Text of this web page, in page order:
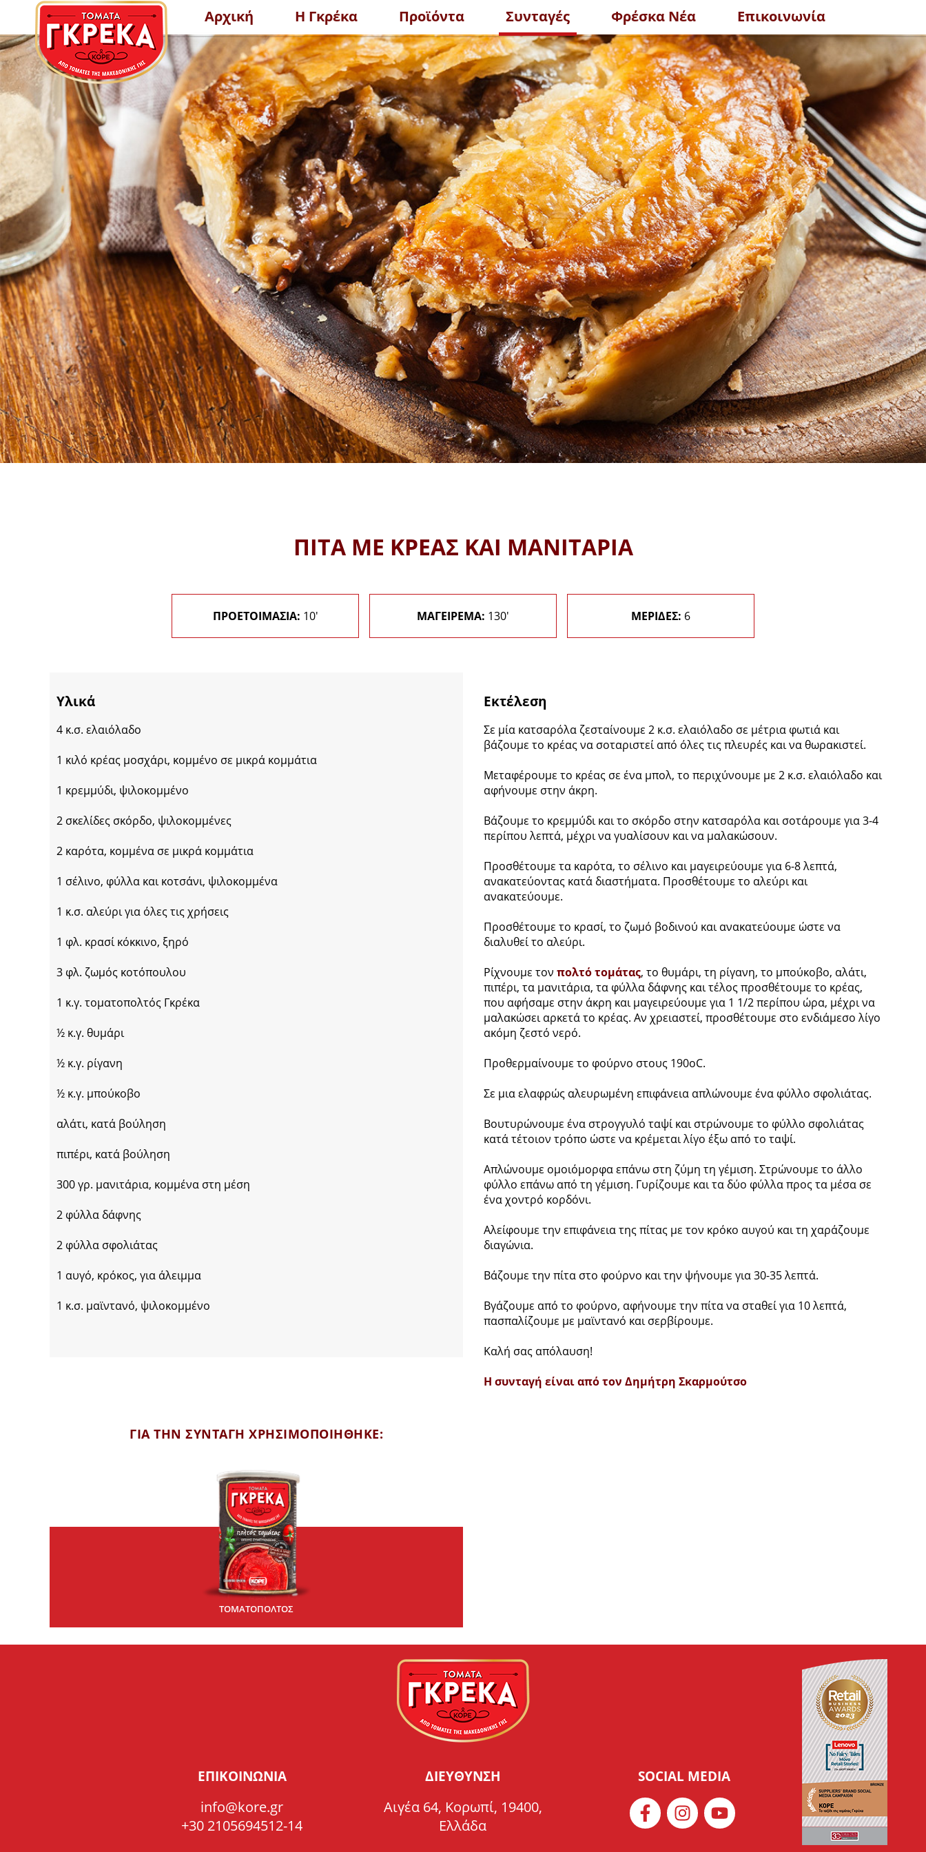
Αρχική Η Γκρέκα Προϊόντα Συνταγές Φρέσκα Νέα Επικοινωνία
ΕΛΑΦΡΑ ΣΥΜΠΥΚΝΩΜΕΝΟΣ
ΧΥΜΟΣ ΤΟΜΑΤΑΣ PASSATA
ΠΕΡΙΣΣΟΤΕΡΑ
ΨΙΧΑ ΤΟΜΑΤΑΣ POLPA
ΠΕΡΙΣΣΟΤΕΡΑ
ΤΟΜΑΤΟΠΟΛΤΟΣ
ΠΕΡΙΣΣΟΤΕΡΑ
ΔΕΙΤΕ ΤΑ ΟΛΑ
ΠΙΤΑ ΜΕ ΚΡΕΑΣ ΚΑΙ ΜΑΝΙΤΑΡΙΑ
ΠΡΟΕΤΟΙΜΑΣΙΑ: 10' ΜΑΓΕΙΡΕΜΑ: 130' ΜΕΡΙΔΕΣ: 6
Υλικά
4 κ.σ. ελαιόλαδο
1 κιλό κρέας μοσχάρι, κομμένο σε μικρά κομμάτια
1 κρεμμύδι, ψιλοκομμένο
2 σκελίδες σκόρδο, ψιλοκομμένες
2 καρότα, κομμένα σε μικρά κομμάτια
1 σέλινο, φύλλα και κοτσάνι, ψιλοκομμένα
1 κ.σ. αλεύρι για όλες τις χρήσεις
1 φλ. κρασί κόκκινο, ξηρό
3 φλ. ζωμός κοτόπουλου
1 κ.γ. τοματοπολτός Γκρέκα
½ κ.γ. θυμάρι
½ κ.γ. ρίγανη
½ κ.γ. μπούκοβο
αλάτι, κατά βούληση
πιπέρι, κατά βούληση
300 γρ. μανιτάρια, κομμένα στη μέση
2 φύλλα δάφνης
2 φύλλα σφολιάτας
1 αυγό, κρόκος, για άλειμμα
1 κ.σ. μαϊντανό, ψιλοκομμένο
ΓΙΑ ΤΗΝ ΣΥΝΤΑΓΗ ΧΡΗΣΙΜΟΠΟΙΗΘΗΚΕ:
ΤΟΜΑΤΟΠΟΛΤΟΣ
Εκτέλεση
Σε μία κατσαρόλα ζεσταίνουμε 2 κ.σ. ελαιόλαδο σε μέτρια φωτιά και
βάζουμε το κρέας να σοταριστεί από όλες τις πλευρές και να θωρακιστεί.
Μεταφέρουμε το κρέας σε ένα μπολ, το περιχύνουμε με 2 κ.σ. ελαιόλαδο και
αφήνουμε στην άκρη.
Βάζουμε το κρεμμύδι και το σκόρδο στην κατσαρόλα και σοτάρουμε για 3-4
περίπου λεπτά, μέχρι να γυαλίσουν και να μαλακώσουν.
Προσθέτουμε τα καρότα, το σέλινο και μαγειρεύουμε για 6-8 λεπτά,
ανακατεύοντας κατά διαστήματα. Προσθέτουμε το αλεύρι και
ανακατεύουμε.
Προσθέτουμε το κρασί, το ζωμό βοδινού και ανακατεύουμε ώστε να
διαλυθεί το αλεύρι.
Ρίχνουμε τον πολτό τομάτας, το θυμάρι, τη ρίγανη, το μπούκοβο, αλάτι,
πιπέρι, τα μανιτάρια, τα φύλλα δάφνης και τέλος προσθέτουμε το κρέας,
που αφήσαμε στην άκρη και μαγειρεύουμε για 1 1/2 περίπου ώρα, μέχρι να
μαλακώσει αρκετά το κρέας. Αν χρειαστεί, προσθέτουμε στο ενδιάμεσο λίγο
ακόμη ζεστό νερό.
Προθερμαίνουμε το φούρνο στους 190οC.
Σε μια ελαφρώς αλευρωμένη επιφάνεια απλώνουμε ένα φύλλο σφολιάτας.
Βουτυρώνουμε ένα στρογγυλό ταψί και στρώνουμε το φύλλο σφολιάτας
κατά τέτοιον τρόπο ώστε να κρέμεται λίγο έξω από το ταψί.
Απλώνουμε ομοιόμορφα επάνω στη ζύμη τη γέμιση. Στρώνουμε το άλλο
φύλλο επάνω από τη γέμιση. Γυρίζουμε και τα δύο φύλλα προς τα μέσα σε
ένα χοντρό κορδόνι.
Αλείφουμε την επιφάνεια της πίτας με τον κρόκο αυγού και τη χαράζουμε
διαγώνια.
Βάζουμε την πίτα στο φούρνο και την ψήνουμε για 30-35 λεπτά.
Βγάζουμε από το φούρνο, αφήνουμε την πίτα να σταθεί για 10 λεπτά,
πασπαλίζουμε με μαϊντανό και σερβίρουμε.
Καλή σας απόλαυση!
Η συνταγή είναι από τον Δημήτρη Σκαρμούτσο
ΕΠΙΚΟΙΝΩΝΙΑ
info@kore.gr
+30 2105694512-14
ΔΙΕΥΘΥΝΣΗ
Αιγέα 64, Κορωπί, 19400,
Ελλάδα
SOCIAL MEDIA